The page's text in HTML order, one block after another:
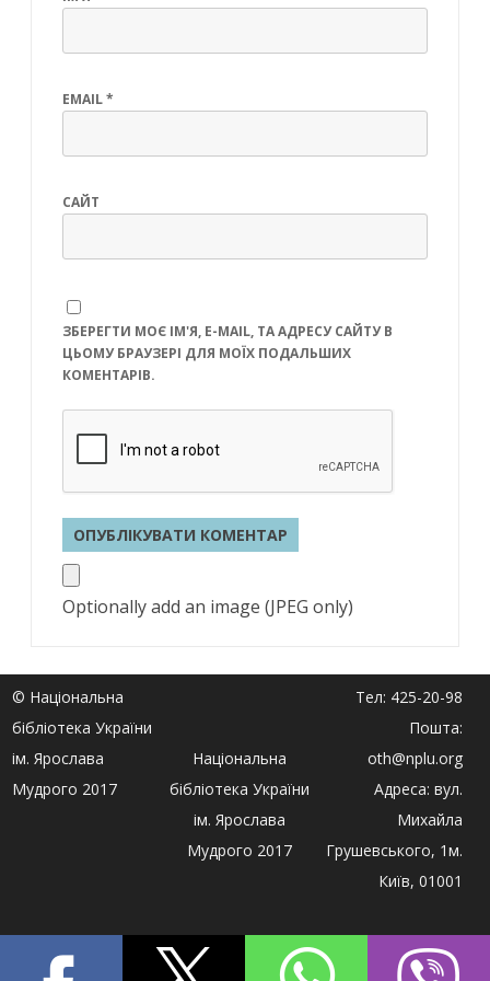
EMAIL*
САЙТ
ЗБЕРЕГТИ МОЄ ІМ'Я, E-MAIL, ТА АДРЕСУ САЙТУ В
ЦЬОМУ БРАУЗЕРІ ДЛЯ МОЇХ ПОДАЛЬШИХ
КОМЕНТАРІВ.
Optionally add an image (JPEG only)
© Національна
бібліотека України
ім. Ярослава
Мудрого 2017
Національна
бібліотека України
ім. Ярослава
Мудрого 2017
Тел: 425-20-98
Пошта:
oth@nplu.org
Адреса: вул.
Михайла
Грушевського, 1м.
Київ, 01001